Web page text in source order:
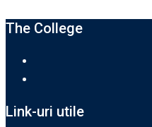
‌The College
Link-uri utile